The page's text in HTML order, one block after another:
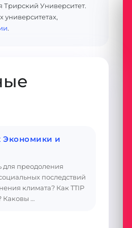
Университет.
университетах,
.
Экономики и
для преодоления
последствий
климата? Как TTIP
Каковы …